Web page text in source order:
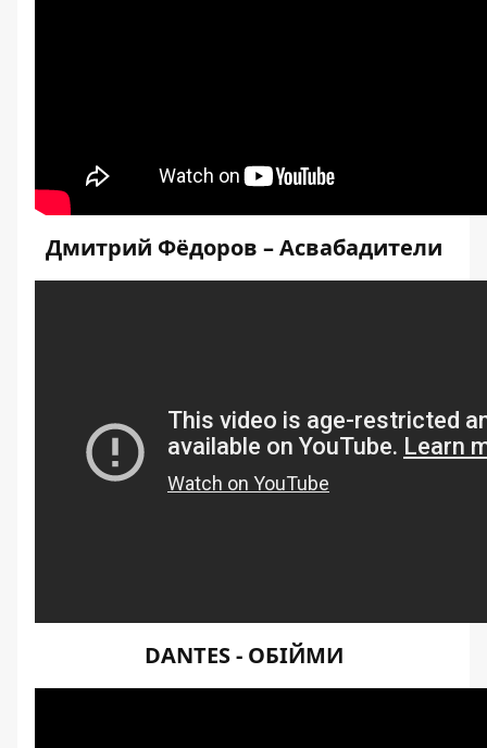
Дмитрий Фёдоров – Асвабадители
DANTES - ОБІЙМИ